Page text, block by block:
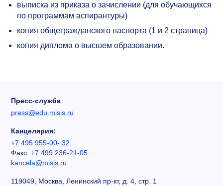
выписка из приказа о зачислении (для обучающихся
по программам аспирантуры)
копия общегражданского паспорта (1 и 2 страница)
копия диплома о высшем образовании.
Пресс-служба
press@edu.misis.ru
Канцелярия:
+7 495 955-00- 32
Факс: +7 499 236-21-05
kancela@misis.ru
119049, Москва, Ленинский пр-кт, д. 4, стр. 1